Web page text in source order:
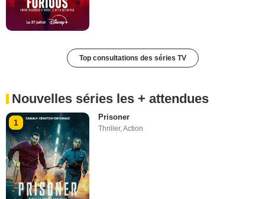
Top consultations des séries TV
Nouvelles séries les + attendues
1
Prisoner
Thriller,Action